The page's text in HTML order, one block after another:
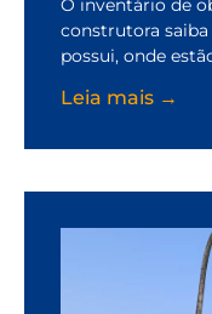
O inventário de
construtora
possui, onde
Leia mais →